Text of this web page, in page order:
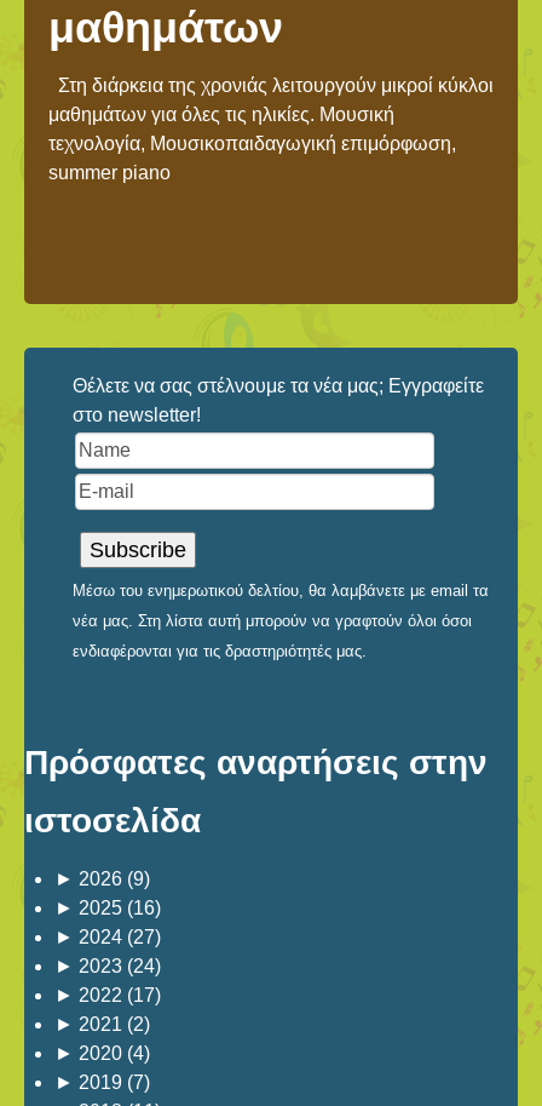
μαθημάτων
Στη διάρκεια της χρονιάς λειτουργούν μικροί κύκλοι
μαθημάτων για όλες τις ηλικίες. Μουσική
τεχνολογία, Μουσικοπαιδαγωγική επιμόρφωση,
summer piano
Θέλετε να σας στέλνουμε τα νέα μας; Εγγραφείτε
στο newsletter!
Μέσω του ενημερωτικού δελτίου, θα λαμβάνετε με email τα
νέα μας. Στη λίστα αυτή μπορούν να γραφτούν όλοι όσοι
ενδιαφέρονται για τις δραστηριότητές μας.
Πρόσφατες αναρτήσεις στην
ιστοσελίδα
► 2026 (9)
► 2025 (16)
► 2024 (27)
► 2023 (24)
► 2022 (17)
► 2021 (2)
► 2020 (4)
► 2019 (7)